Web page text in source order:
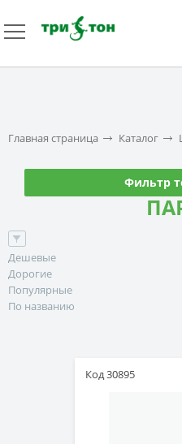
Главная страница Каталог
Фильтр
Дешевые
Дорогие
Популярные
По названию
Код 30895